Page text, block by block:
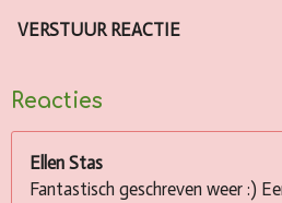
VERSTUUR REACTIE
Reacties
Ellen Stas
Fantastisch geschreven weer :)